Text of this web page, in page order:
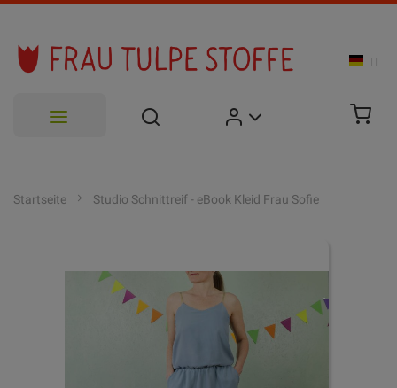
Startseite Studio Schnittreif - eBook Kleid Frau Sofie